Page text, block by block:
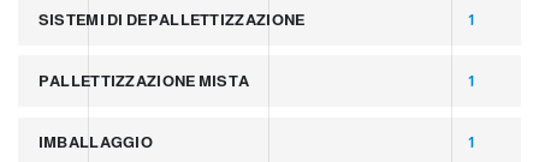
SISTEMI DI DEPALLETTIZZAZIONE 1
PALLETTIZZAZIONE MISTA 1
IMBALLAGGIO 1